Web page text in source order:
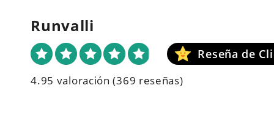
Runvalli
4.95 valoración (369 reseñas)